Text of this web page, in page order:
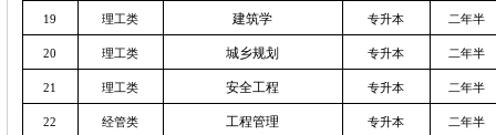
19 理工类 建筑学 专升本 二年半
20 理工类 城乡规划 专升本 二年半
21 理工类 安全工程 专升本 二年半
22 经管类 工程管理 专升本 二年半